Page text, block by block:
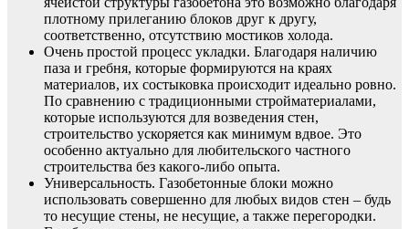
плотному прилеганию блоков друг к другу,
соответственно, отсутствию мостиков холода.
Очень простой процесс укладки. Благодаря наличию
паза и гребня, которые формируются на краях
материалов, их состыковка происходит идеально ровно.
По сравнению с традиционными стройматериалами,
которые используются для возведения стен,
строительство ускоряется как минимум вдвое. Это
особенно актуально для любительского частного
строительства без какого-либо опыта.
Универсальность. Газобетонные блоки можно
использовать совершенно для любых видов стен – будь
то несущие стены, не несущие, а также перегородки.